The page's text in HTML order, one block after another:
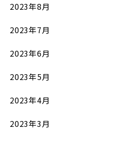
2023年8月
2023年7月
2023年6月
2023年5月
2023年4月
2023年3月